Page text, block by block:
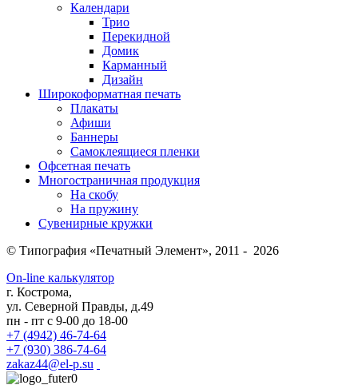
Календари
Трио
Перекидной
Домик
Карманный
Дизайн
Широкоформатная печать
Плакаты
Афиши
Баннеры
Самоклеящиеся пленки
Офсетная печать
Многостраничная продукция
На скобу
На пружину
Сувенирные кружки
© Типография «Печатный Элемент», 2011 - 2026
On-line калькулятор
г. Кострома,
ул. Северной Правды, д.49
пн - пт с 9-00 до 18-00
+7 (4942) 46-74-64
+7 (930) 386-74-64
zakaz44@el-p.su